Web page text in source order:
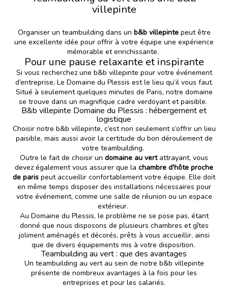
villepinte
Organiser un teambuilding dans un b&b villepinte peut être
une excellente idée pour offrir à votre équipe une expérience
mémorable et enrichissante.
Pour une pause relaxante et inspirante
Si vous recherchez une b&b villepinte pour votre événement
d’entreprise, Le Domaine du Plessis est le lieu qu’il vous faut.
Situé à seulement quelques minutes de Paris, notre domaine
se trouve dans un magnifique cadre verdoyant et paisible.
B&b villepinte Domaine du Plessis : hébergement et
logistique
Choisir notre b&b villepinte, c’est non seulement s’offrir un lieu
paisible, mais aussi avoir la certitude du bon déroulement de
votre teambuilding.
Outre le fait de choisir un domaine au vert attrayant, vous
devez également vous assurer que la chambre d'hôte proche
de paris peut accueillir confortablement votre équipe. Elle doit
en même temps disposer des installations nécessaires pour
votre événement, comme une salle de réunion ou un espace
extérieur.
Au Domaine du Plessis, le problème ne se pose pas, étant
donné que nous disposons de plusieurs chambres et gîtes
joliment aménagés et décorés, prêts à vous accueillir, ainsi
que de divers équipements mis à votre disposition.
Teambuilding au vert : que des avantages
Un teambuilding au vert au sein de notre b&b villepinte
présente de nombreux avantages à la fois pour les
entreprises et pour les salariés.